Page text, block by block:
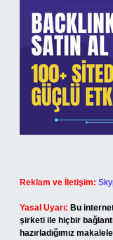
Reklam ve İletişim:
Yasal Uyarı: Bu
şirketi ile hiçbir
hazırladığımız